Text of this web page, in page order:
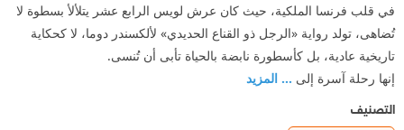
في قلب فرنسا الملكية، حيث كان عرش لويس الرابع عشر يتلألأ بسطوة لا
تُضاهى، تولد رواية «الرجل ذو القناع الحديدي» لألكسندر دوما، لا كحكاية
تاريخية عادية، بل كأسطورة نابضة بالحياة تأبى أن تُنسى.
إنها رحلة آسرة إلى ... المزيد
التصنيف